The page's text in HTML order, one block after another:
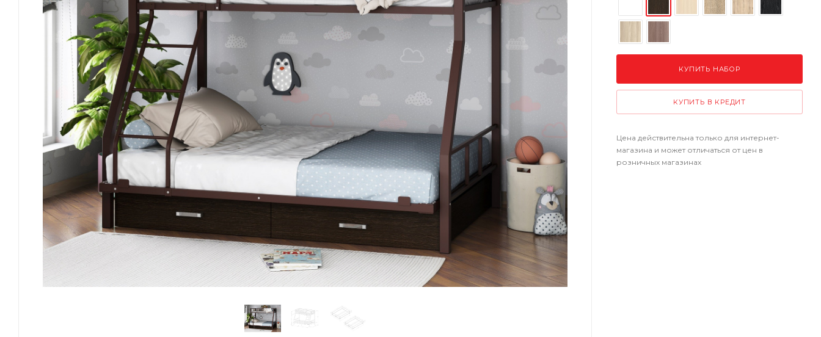
КУПИТЬ НАБОР
КУПИТЬ В КРЕДИТ
Цена действительна только для интернет-
магазина и может отличаться от цен в
розничных магазинах